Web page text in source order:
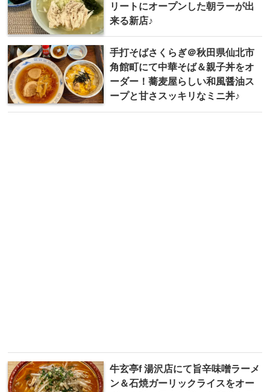
リートにオープンした朝ラーが出
来る新店♪
手打そばさくらぎ＠秋田県仙北市
角館町にて中華そば＆親子丼をオ
ーダー！蕎麦屋らしい和風醤油ス
ープと甘さスッキリなミニ丼♪
牛玄亭f 湯沢店にて旨辛味噌ラーメ
ン＆石焼ガーリックライスをオー